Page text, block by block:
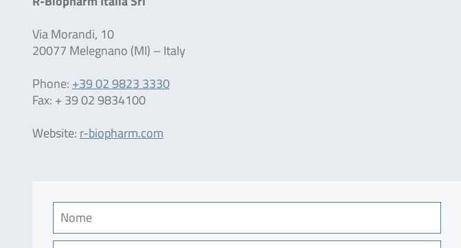
Via Morandi, 10
20077 Melegnano (MI) – Italy
Phone: +39 02 9823 3330
Fax: + 39 02 9834100
Website: r-biopharm.com